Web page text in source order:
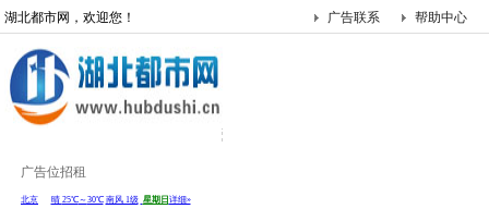
湖北都市网，欢迎您！ 帮助中心
广告联系
广告位招租